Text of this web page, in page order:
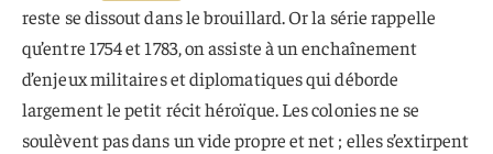
reste se dissout dans le brouillard. Or la série rappelle
qu’entre 1754 et 1783, on assiste à un enchaînement
d’enjeux militaires et diplomatiques qui déborde
largement le petit récit héroïque. Les colonies ne se
soulèvent pas dans un vide propre et net ; elles s’extirpent